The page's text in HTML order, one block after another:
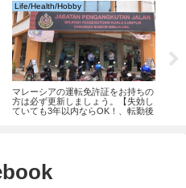
Life/Health/Hobby
マレーシアの運転免許証をお持ちの
方は必ず更新しましょう。【失効し
ていても3年以内ならOK！、転勤後